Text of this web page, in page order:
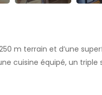
m terrain et d’une
cuisine équipé, un triple